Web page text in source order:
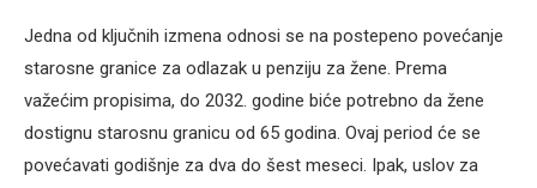
Jedna od ključnih izmena odnosi se na postepeno povećanje
starosne granice za odlazak u penziju za žene. Prema
važećim propisima, do 2032. godine biće potrebno da žene
dostignu starosnu granicu od 65 godina. Ovaj period će se
povećavati godišnje za dva do šest meseci. Ipak, uslov za